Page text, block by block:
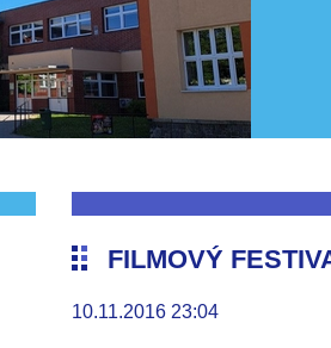
FILMOVÝ
10.11.2016 23:04